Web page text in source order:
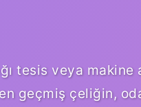
tesis veya makine
geçmiş çeliğin, oda